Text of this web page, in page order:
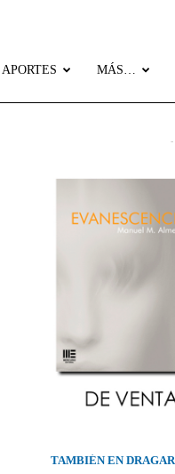
APORTES MÁS…
-
TAMBIÉN EN